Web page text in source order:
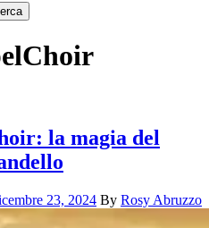
la magia del
23, 2024 By Rosy Abruzzo